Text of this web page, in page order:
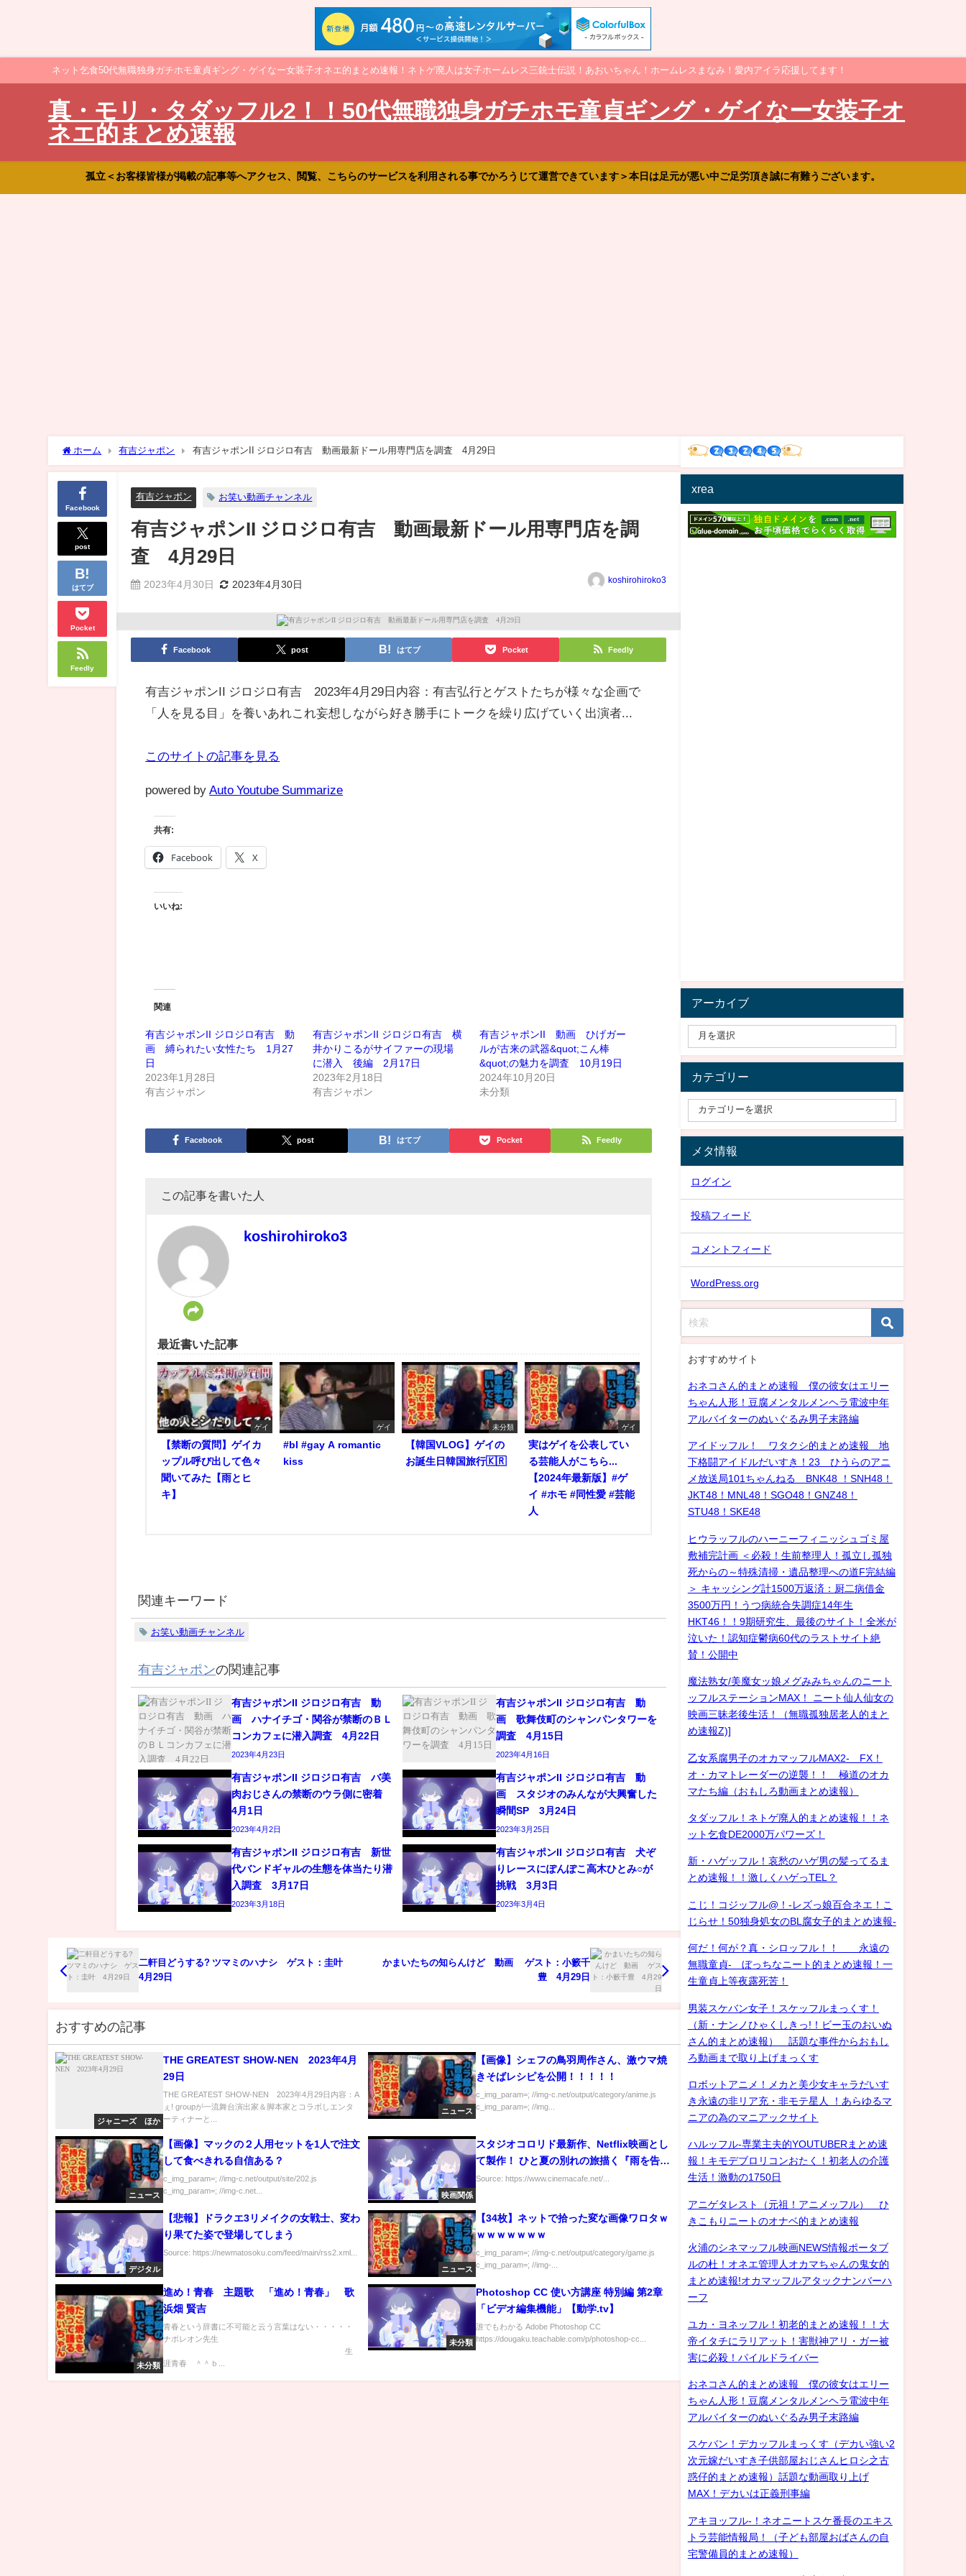
ネット乞食50代無職独身ガチホモ童貞ギング・ゲイなー女装子オネエ的まとめ速報！ネトゲ廃人は女子ホームレス三銃士伝説！あおいちゃん！ホームレスまなみ！愛内アイラ応援してます！
真・モリ・タダッフル2！！50代無職独身ガチホモ童貞ギング・ゲイなー女装子オ
ネエ的まとめ速報
孤立＜お客様皆様が掲載の記事等へアクセス、閲覧、こちらのサービスを利用される事でかろうじて運営できています＞本日は足元が悪い中ご足労頂き誠に有難うございます。
ホーム 有吉ジャポン 有吉ジャポンII ジロジロ有吉 動画最新ドール用専門店を調査 4月29日
Facebook
post
はてブ
Pocket
Feedly
有吉ジャポン お笑い動画チャンネル
有吉ジャポンII ジロジロ有吉 動画最新ドール用専門店を調
査 4月29日
2023年4月30日 2023年4月30日 koshirohiroko3
Facebook post はてブ Pocket Feedly
有吉ジャポンII ジロジロ有吉 2023年4月29日内容：有吉弘行とゲストたちが様々な企画で
「人を見る目」を養いあれこれ妄想しながら好き勝手にトークを繰り広げていく出演者...
このサイトの記事を見る
powered by Auto Youtube Summarize
共有:
Facebook X
いいね:
関連
有吉ジャポンII ジロジロ有吉 動
画 縛られたい女性たち 1月27
日
2023年1月28日
有吉ジャポン
有吉ジャポンII ジロジロ有吉 横
井かりこるがサイファーの現場
に潜入 後編 2月17日
2023年2月18日
有吉ジャポン
有吉ジャポンII 動画 ひげガー
ルが古来の武器&quot;こん棒
&quot;の魅力を調査 10月19日
2024年10月20日
未分類
Facebook post はてブ Pocket Feedly
この記事を書いた人
koshirohiroko3
最近書いた記事
ゲイ
【禁断の質問】ゲイカ
ップル呼び出して色々
聞いてみた【雨とヒ
キ】
ゲイ
#bl #gay A romantic
kiss
未分類
【韓国VLOG】ゲイの
お誕生日韓国旅行🇰🇷
ゲイ
実はゲイを公表してい
る芸能人がこちら...
【2024年最新版】#ゲ
イ #ホモ #同性愛 #芸能
人
関連キーワード
お笑い動画チャンネル
有吉ジャポンの関連記事
有吉ジャポンII ジロジロ有吉 動
画 ハナイチゴ・関谷が禁断のＢＬ
コンカフェに潜入調査 4月22日
2023年4月23日
有吉ジャポンII ジロジロ有吉 動
画 歌舞伎町のシャンパンタワーを
調査 4月15日
2023年4月16日
有吉ジャポンII ジロジロ有吉 バ美
肉おじさんの禁断のウラ側に密着
4月1日
2023年4月2日
有吉ジャポンII ジロジロ有吉 動
画 スタジオのみんなが大興奮した
瞬間SP 3月24日
2023年3月25日
有吉ジャポンII ジロジロ有吉 新世
代バンドギャルの生態を体当たり潜
入調査 3月17日
2023年3月18日
有吉ジャポンII ジロジロ有吉 犬ぞ
りレースにぽんぽこ高木ひとみ○が
挑戦 3月3日
2023年3月4日
二軒目どうする? ツマミのハナシ ゲスト：圭叶
4月29日
かまいたちの知らんけど 動画 ゲスト：小籔千
豊 4月29日
おすすめの記事
ジャニーズ ほか
THE GREATEST SHOW-NEN 2023年4月
29日
THE GREATEST SHOW-NEN 2023年4月29日内容：A
ぇ! groupが一流舞台演出家＆脚本家とコラボしエンタ
ーティナーと...
ニュース
【画像】シェフの鳥羽周作さん、激ウマ焼
きそばレシピを公開！！！！！
c_img_param=; //img-c.net/output/category/anime.js
c_img_param=; //img...
ニュース
【画像】マックの２人用セットを1人で注文
して食べきれる自信ある？
c_img_param=; //img-c.net/output/site/202.js
c_img_param=; //img-c.net...
映画関係
スタジオコロリド最新作、Netflix映画とし
て製作！ ひと夏の別れの旅描く『雨を告げ
る漂流団地』映像公開
Source: https://www.cinemacafe.net/...
デジタル
【悲報】ドラクエ3リメイクの女戦士、変わ
り果てた姿で登場してしまう
Source: https://newmatosoku.com/feed/main/rss2.xml...
ニュース
【34枚】ネットで拾った変な画像ワロタｗ
ｗｗｗｗｗｗｗ
c_img_param=; //img-c.net/output/category/game.js
c_img_param=; //img-...
未分類
進め！青春 主題歌 「進め！青春」 歌
浜畑 賢吉
青春という辞書に不可能と云う言葉はない・・・・・
ナポレオン先生
生
涯青春 ＾＾ｂ...
未分類
Photoshop CC 使い方講座 特別編 第2章
「ビデオ編集機能」【動学.tv】
誰でもわかる Adobe Photoshop CC
https://dougaku.teachable.com/p/photoshop-cc...
xrea
アーカイブ
カテゴリー
メタ情報
ログイン
投稿フィード
コメントフィード
WordPress.org
おすすめサイト
おネコさん的まとめ速報 僕の彼女はエリー
ちゃん人形！豆腐メンタルメンヘラ電波中年
アルバイターのぬいぐるみ男子末路編
アイドッフル！ ワタクシ的まとめ速報 地
下格闘アイドルだいすき！23 ひうらのアニ
メ放送局101ちゃんねる BNK48 ！SNH48！
JKT48！MNL48！SGO48！GNZ48！
STU48！SKE48
ヒウラッフルのハーニーフィニッシュゴミ屋
敷補完計画 ＜必殺！生前整理人！孤立し孤独
死からの～特殊清掃・遺品整理への道F完結編
＞ キャッシング計1500万返済：厨二病借金
3500万円！うつ病統合失調症14年生
HKT46！！9期研究生、最後のサイト！全米が
泣いた！認知症鬱病60代のラストサイト絶
賛！公開中
魔法熟女/美魔女ッ娘メグみみちゃんのニート
ッフルステーションMAX！ ニート仙人仙女の
映画三昧老後生活！（無職孤独居老人的まと
め速報Z)]
乙女系腐男子のオカマッフルMAX2- FX！
オ・カマトレーダーの逆襲！！ 極道のオカ
マたち編（おもしろ動画まとめ速報）
タダッフル！ネトゲ廃人的まとめ速報！！ネ
ット乞食DE2000万パワーズ！
新・ハゲッフル！哀愁のハゲ男の髪ってるま
とめ速報！！激しくハゲっTEL？
こじ！コジッフル@！-レズっ娘百合ネエ！こ
じらせ！50独身処女のBL腐女子的まとめ速報-
何だ！何が？真・シロッフル！！ 永遠の
無職童貞- ぼっちなニート的まとめ速報！一
生童貞上等夜露死苦！
男装スケバン女子！スケッフルまっくす！
（新・ナンノひゃくしきっ!！ビー玉のおいぬ
さん的まとめ速報） 話題な事件からおもし
ろ動画まで取り上げまっくす
ロボットアニメ！メカと美少女キャラだいす
き永遠の非リア充・非モテ星人 ！あらゆるマ
ニアの為のマニアックサイト
ハルッフル-専業主夫的YOUTUBERまとめ速
報！キモデブロリコンおたく！初老人の介護
生活！激動の1750日
アニゲタレスト（元祖！アニメッフル） ひ
きこもりニートのオナベ的まとめ速報
火浦のシネマッフル映画NEWS情報ポータブ
ルの杜！オネエ管理人オカマちゃんの鬼女的
まとめ速報!オカマッフルアタックナンバーハ
ーフ
ユカ・ヨネッフル！初老的まとめ速報！！大
帝イタチにラリアット！害獣神アリ・ガー被
害に必殺！パイルドライバー
おネコさん的まとめ速報 僕の彼女はエリー
ちゃん人形！豆腐メンタルメンヘラ電波中年
アルバイターのぬいぐるみ男子末路編
スケバン！デカッフルまっくす（デカい強い2
次元嫁だいすき子供部屋おじさんヒロシ之古
惑仔的まとめ速報）話題な動画取り上げ
MAX！デカいは正義刑事編
アキヨッフル-！ネオニートスケ番長のエキス
トラ芸能情報局！（子ども部屋おばさんの自
宅警備員的まとめ速報）